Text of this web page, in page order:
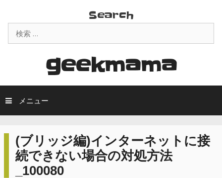
ッ
Search
索:
geekmama
メニュー
(ブリッジ編)インターネットに接
続できない場合の対処方法
_100080